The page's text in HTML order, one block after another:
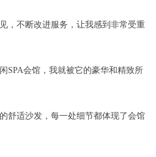
，不断改进服务，让我感到非常受重
SPA会馆，我就被它的豪华和精致所
舒适沙发，每一处细节都体现了会馆